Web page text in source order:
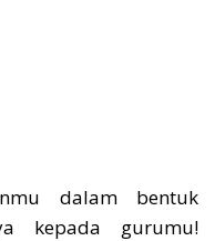
dalam bentuk
kepada gurumu!